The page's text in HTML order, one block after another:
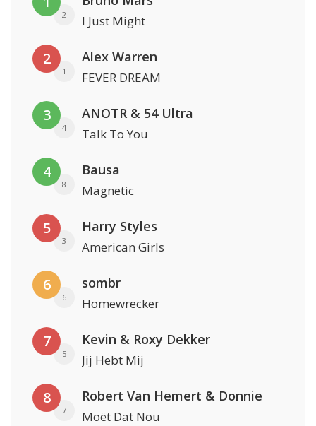
2 I Just Might
2
1
Alex Warren
FEVER DREAM
3
4
ANOTR & 54 Ultra
Talk To You
4
8
Bausa
Magnetic
5
3
Harry Styles
American Girls
6
6
sombr
Homewrecker
7
5
Kevin & Roxy Dekker
Jij Hebt Mij
8
7
Robert Van Hemert & Donnie
Moët Dat Nou